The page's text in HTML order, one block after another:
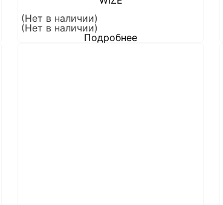
(Нет в наличии)
(Нет в наличии)
Подробнее